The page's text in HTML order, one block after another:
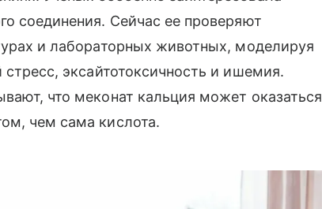
соединения. Сейчас ее проверяют
и лабораторных животных, моделируя
эксайтотоксичность и ишемия.
что меконат кальция может оказаться
чем сама кислота.